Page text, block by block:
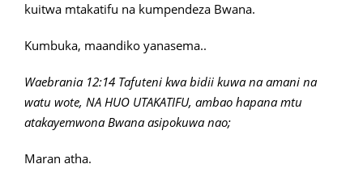
kuitwa mtakatifu na kumpendeza Bwana.
Kumbuka, maandiko yanasema..
Waebrania 12:14 Tafuteni kwa bidii kuwa na amani na
watu wote, NA HUO UTAKATIFU, ambao hapana mtu
atakayemwona Bwana asipokuwa nao;
Maran atha.